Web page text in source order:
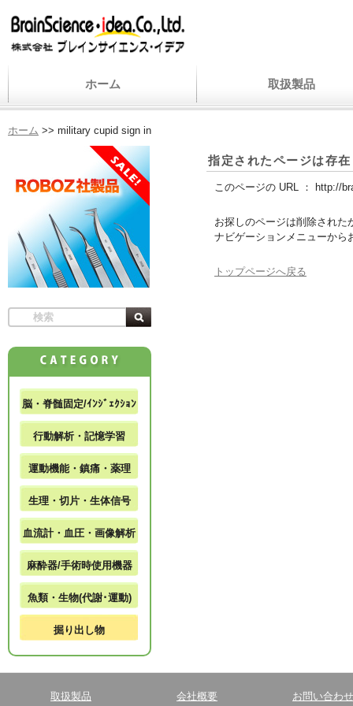
ホーム 取扱製品
ホーム >> military cupid sign in
指定されたページは存
このページの URL ： http://
お探しのページは削除された
ナビゲーションメニューから
トップページへ戻る
脳・脊髄固定/ｲﾝｼﾞｪｸｼｮﾝ
行動解析・記憶学習
運動機能・鎮痛・薬理
生理・切片・生体信号
血流計・血圧・画像解析
麻酔器/手術時使用機器
魚類・生物(代謝･運動)
掘り出し物
取扱製品 会社概要 お問い合わせ